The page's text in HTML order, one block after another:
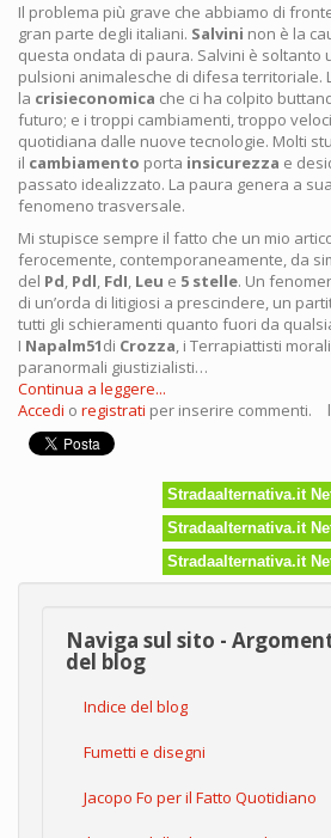
Il problema più grave che abbiamo di
gran parte degli italiani. Salvini non è la
questa ondata di paura. Salvini è soltanto
pulsioni animalesche di difesa territoriale.
la crisieconomica che ci ha colpito
futuro; e i troppi cambiamenti, troppo
quotidiana dalle nuove tecnologie. Molti
il cambiamento porta insicurezza e
passato idealizzato. La paura genera a
fenomeno trasversale.
Mi stupisce sempre il fatto che un mio
ferocemente, contemporaneamente, da
del Pd, Pdl, FdI, Leu e 5 stelle. Un
di un’orda di litigiosi a prescindere, un
tutti gli schieramenti quanto fuori da
I Napalm51di Crozza, i Terrapiattisti
paranormali giustizialisti…
Continua a leggere...
Accedi o registrati per inserire commenti.
Stradaalternativa.it
Stradaalternativa.it
Stradaalternativa.it
Naviga sul sito -
del blog
Indice del blog
Fumetti e disegni
Jacopo Fo per il Fatto Quotidiano